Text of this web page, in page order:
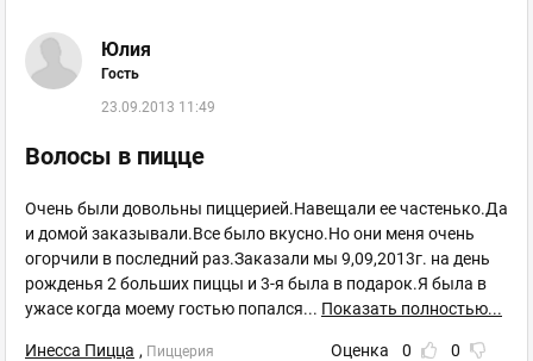
Юлия
Гость
23.09.2013 11:49
Волосы в пицце
Очень были довольны пиццерией.Навещали ее частенько.Да
и домой заказывали.Все было вкусно.Но они меня очень
огорчили в последний раз.Заказали мы 9,09,2013г. на день
рожденья 2 больших пиццы и 3-я была в подарок.Я была в
ужасе когда моему гостью попался... Показать полностью...
Инесса Пицца , Пиццерия Оценка 0
0